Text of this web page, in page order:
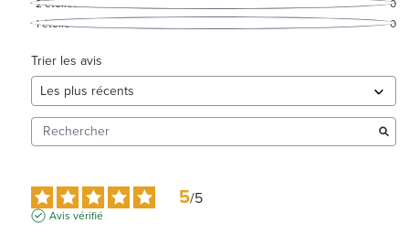
2étoiles
0
1étoile 0
Trier les avis
5/5
Avis vérifié